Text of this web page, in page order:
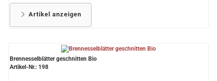
Artikel anzeigen
Brennesselblätter geschnitten Bio
Artikel-Nr.: 198